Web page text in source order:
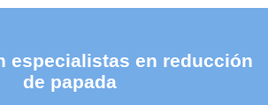
especialistas en reducción
de papada